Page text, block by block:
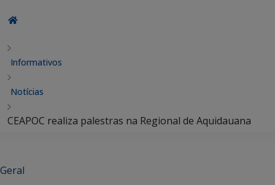
Informativos
Notícias
CEAPOC realiza palestras na Regional de Aquidauana
Geral